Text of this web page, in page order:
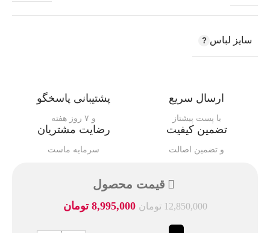
سایز لباس
ارسال سریع
با پست پیشتاز
پشتیبانی پاسخگو
و ۷ روز هفته
تضمین کیفیت
و تضمین اصالت
رضایت مشتریان
سرمایه ماست
قیمت محصول
12,850,000 تومان 8,995,000 تومان